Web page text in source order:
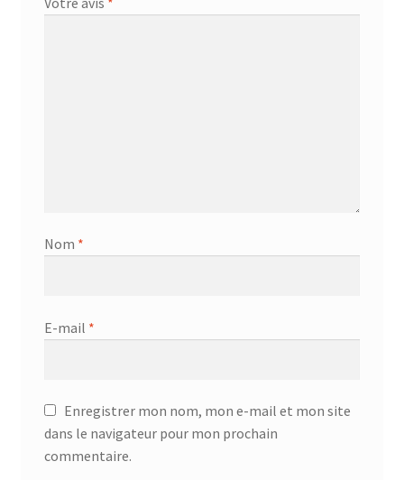
Nom *
E-mail *
Enregistrer mon nom, mon e-mail et mon site
dans le navigateur pour mon prochain
commentaire.